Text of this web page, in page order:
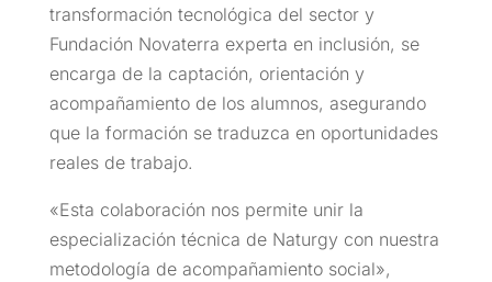
transformación tecnológica del sector y
Fundación Novaterra experta en inclusión, se
encarga de la captación, orientación y
acompañamiento de los alumnos, asegurando
que la formación se traduzca en oportunidades
reales de trabajo.
«Esta colaboración nos permite unir la
especialización técnica de Naturgy con nuestra
metodología de acompañamiento social»,